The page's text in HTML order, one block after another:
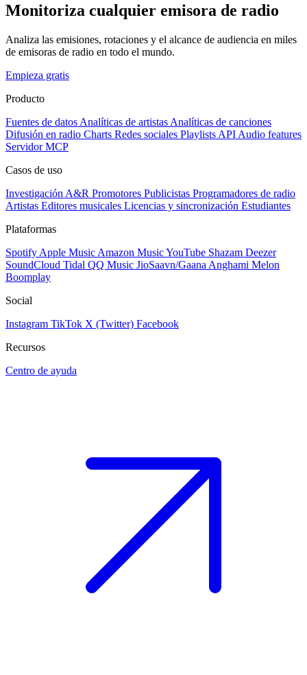
Monitoriza cualquier emisora de radio
Analiza las emisiones, rotaciones y el alcance de audiencia en miles
de emisoras de radio en todo el mundo.
Empieza gratis
Producto
Fuentes de datos Analíticas de artistas Analíticas de canciones
Difusión en radio Charts Redes sociales Playlists API Audio features
Servidor MCP
Casos de uso
Investigación A&R Promotores Publicistas Programadores de radio
Artistas Editores musicales Licencias y sincronización Estudiantes
Plataformas
Spotify Apple Music Amazon MusicYouTube Shazam Deezer
SoundCloud Tidal QQ Music JioSaavn/Gaana Anghami Melon
Boomplay
Social
Instagram TikTok X (Twitter) Facebook
Recursos
Centro de ayuda